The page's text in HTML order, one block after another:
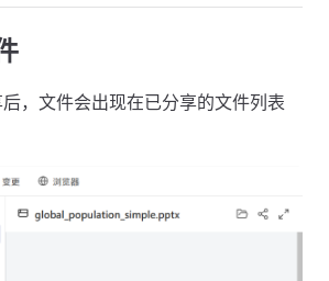
，文件会出现在已分享的文件列表